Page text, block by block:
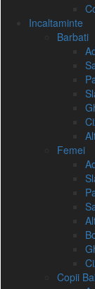
Incaltaminte
Barbati
Femei
Copii